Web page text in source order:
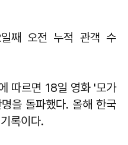
째 오전 누적 관객 수
따르면 18일 영화 '모가
을 돌파했다. 올해 한국
록이다.